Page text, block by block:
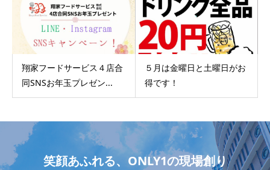
翔家フードサービス４店合
同SNSお年玉プレゼン...
５月は金曜日と土曜日がお
得です！
笑顔あふれる、ONLY1の現場創り